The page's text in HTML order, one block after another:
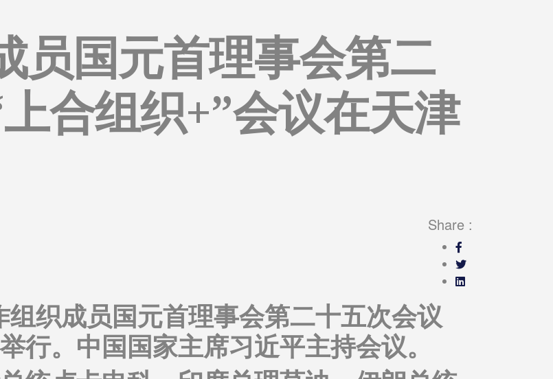
员国元首理事会第二
合组织+”会议在天津
Share :
织成员国元首理事会第二十五次会议
行。中国国家主席习近平主持会议。